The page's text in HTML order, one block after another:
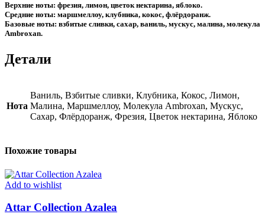
Верхние ноты: фрезия, лимон, цветок нектарина, яблоко.
Средние ноты: маршмеллоу, клубника, кокос, флёрдоранж.
Базовые ноты: взбитые сливки, сахар, ваниль, мускус, малина, молекула
Ambroxan.
Детали
Нота
Ваниль, Взбитые сливки, Клубника, Кокос, Лимон,
Малина, Маршмеллоу, Молекула Ambroxan, Мускус,
Сахар, Флёрдоранж, Фрезия, Цветок нектарина, Яблоко
Похожие товары
Add to wishlist
Attar Collection Azalea